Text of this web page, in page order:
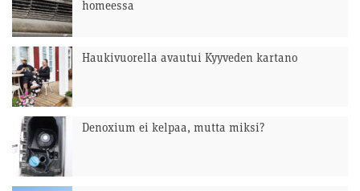
homeessa
Haukivuorella avautui Kyyveden kartano
Denoxium ei kelpaa, mutta miksi?